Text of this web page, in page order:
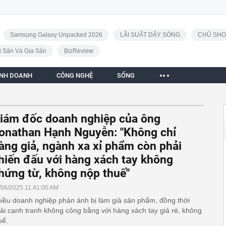
Samsung Galaxy Unpacked 2026 LÃI SUẤT DẬY SÓNG CHỦ
Sản Và Gia Sản BizReview
DOANH CÔNG NGHỆ SỐNG
đốc doanh nghiệp của ông
Hạnh Nguyễn: "Không chỉ
giả, ngành xa xỉ phẩm còn phải
đấu với hàng xách tay không
từ, không nộp thuế"
2025 11:41:00 AM
doanh nghiệp phản ánh bị làm giả sản phẩm, đồng thời
cạnh tranh không công bằng với hàng xách tay giá rẻ, không